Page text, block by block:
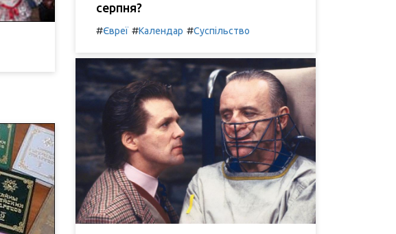
серпня?
#Євреї #Календар #Суспільство